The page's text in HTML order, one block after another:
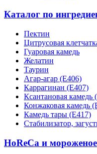
Каталог по
Пектин
Цитрусовая
Гуаровая камедь
Желатин
Таурин
Агар-агар (Е406)
Каррагинан (Е407)
Ксантановая камедь
Конжаковая камедь
Камедь тары (Е417)
Стабилизатор,
HoReCa и мороженое